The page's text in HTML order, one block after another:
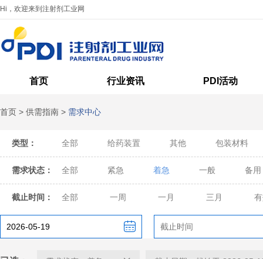
Hi，欢迎来到注射剂工业网
首页 行业资讯 PDI活动
首页 > 供需指南 > 需求中心
类型： 全部 给药装置 其他 包装材料
需求状态： 全部 紧急 着急 一般 备用
截止时间： 全部 一周 一月 三月